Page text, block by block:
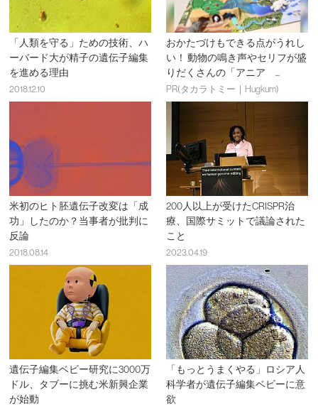
「人類を守る」ための技術、ハ
ーバード大が精子の遺伝子編集
を進める理由
2018.12.10
おかたづけもできる点がうれし
い！ 動物の鳴き声やセリフが盛
りだくさんの「アニア ...
PR(タカラトミー｜Hugkum)
米初のヒト胚遺伝子改変は「成
功」したのか？当事者が批判に
反論
2018.08.14
200人以上が受けたCRISPR治
療、国際サミットで議論された
こと
2023.04.19
遺伝子編集ベビー研究に3000万
ドル、タブーに挑む米新興企業
が始動
「もっとうまくやる」ロシア人
科学者が遺伝子編集ベビーに意
欲